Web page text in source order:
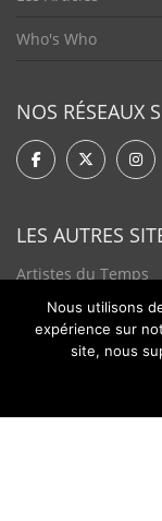
Who's Who
NOS RÉSEAUX
LES AUTRES
Artistes du Temps
Tendances
Nous utilisons
expérience sur
site, nous